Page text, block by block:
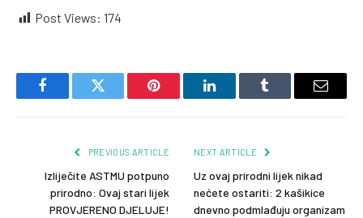
Post Views: 174
FacebookTwitter Pinterest LinkedInTumblr Email
PREVIOUS ARTICLE
Izliječite ASTMU potpuno
prirodno: Ovaj stari lijek
PROVJERENO DJELUJE!
NEXT ARTICLE
Uz ovaj prirodni lijek nikad
nećete ostariti: 2 kašikice
dnevno podmlađuju organizam